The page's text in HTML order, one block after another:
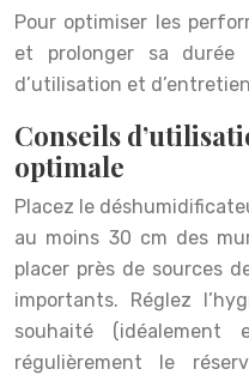
Pour optimiser les
et prolonger sa durée
d’utilisation et
Conseils
optimale
Placez le
au moins 30 cm des
placer près de sources
importants. Réglez
souhaité (idéalement
régulièrement le